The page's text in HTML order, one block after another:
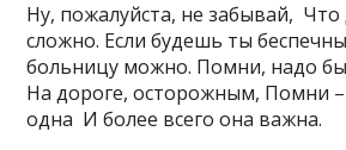
Ну, пожалуйста, не забывай, Что
сложно. Если будешь ты
больницу можно. Помни, надо
На дороге, осторожным, Помни –
одна И более всего она важна.